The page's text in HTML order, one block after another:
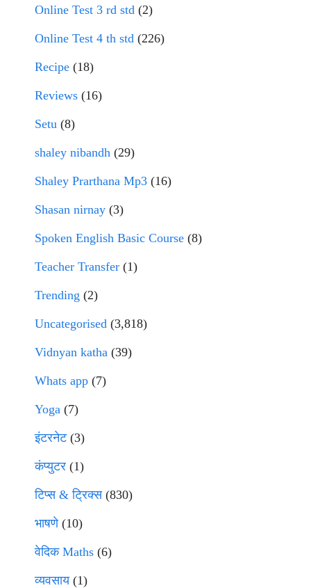
Online Test 3 rd std (2)
Online Test 4 th std (226)
Recipe (18)
Reviews (16)
Setu (8)
shaley nibandh (29)
Shaley Prarthana Mp3 (16)
Shasan nirnay (3)
Spoken English Basic Course (8)
Teacher Transfer (1)
Trending (2)
Uncategorised (3,818)
Vidnyan katha (39)
Whats app (7)
Yoga (7)
इंटरनेट(3)
कंप्युटर (1)
टिप्स & ट्रिक्स(830)
भाषणे(10)
वेदिक Maths (6)
व्यवसाय(1)